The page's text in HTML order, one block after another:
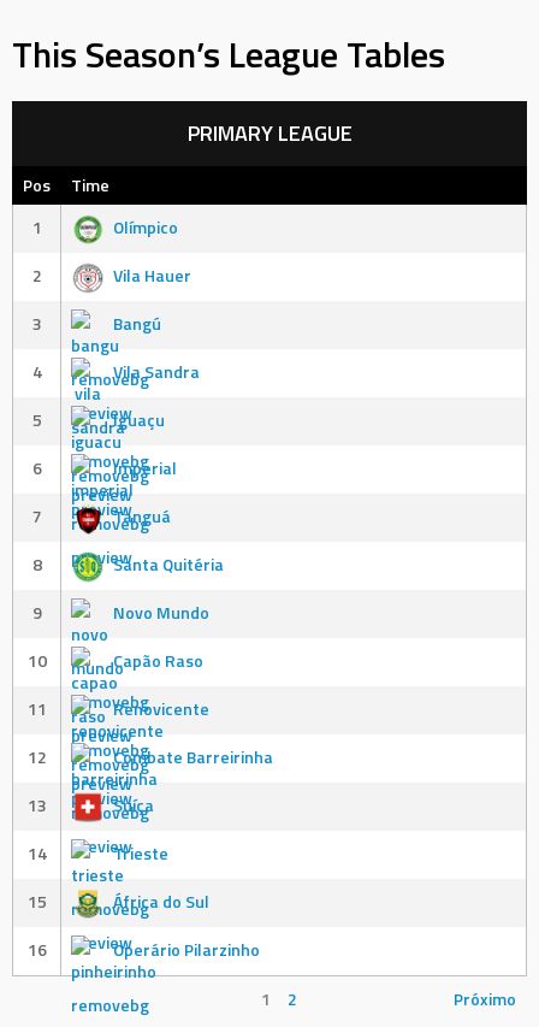
This Season’s League Tables
PRIMARY LEAGUE
Pos
Time
1
Olímpico
2
Vila Hauer
3
Bangú
4
Vila Sandra
5
Iguaçu
6
Imperial
7
Tanguá
8
Santa Quitéria
9
Novo Mundo
10
Capão Raso
11
Renovicente
12
Combate Barreirinha
13
Suíça
14
Trieste
15
África do Sul
16
Operário Pilarzinho
1
2 Próximo